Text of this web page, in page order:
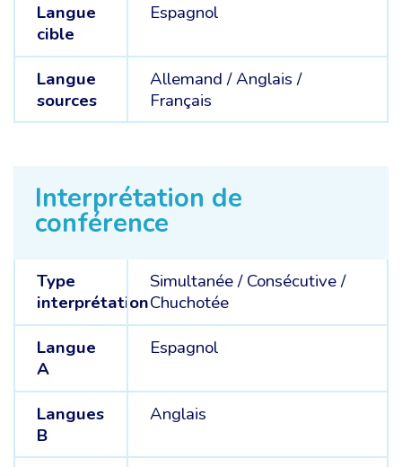
Langue
cible
Espagnol
Langue
sources
Allemand /Anglais /
Français
Interprétation de
conférence
Type
interprétation
Simultanée/Consécutive/
Chuchotée
Langue
A
Espagnol
Langues
B
Anglais